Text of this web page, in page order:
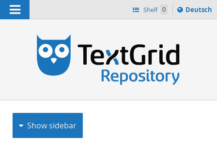
Navigation Shelf 0
Sprache
ï¿½ndern
Deutsch
Show sidebar